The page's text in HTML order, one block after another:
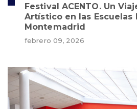
Festival ACENTO. Un
Artístico en las Escuelas
Montemadrid
febrero 09, 2026